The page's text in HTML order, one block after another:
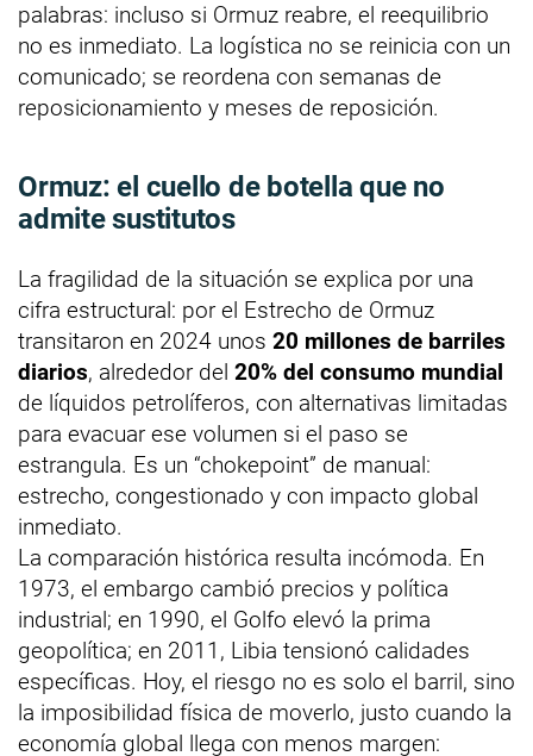
palabras: incluso si Ormuz reabre, el reequilibrio
no es inmediato. La logística no se reinicia con un
comunicado; se reordena con semanas de
reposicionamiento y meses de reposición.
Ormuz: el cuello de botella que no
admite sustitutos
La fragilidad de la situación se explica por una
cifra estructural: por el Estrecho de Ormuz
transitaron en 2024 unos 20 millones de barriles
diarios, alrededor del 20% del consumo mundial
de líquidos petrolíferos, con alternativas limitadas
para evacuar ese volumen si el paso se
estrangula. Es un “chokepoint” de manual:
estrecho, congestionado y con impacto global
inmediato.
La comparación histórica resulta incómoda. En
1973, el embargo cambió precios y política
industrial; en 1990, el Golfo elevó la prima
geopolítica; en 2011, Libia tensionó calidades
específicas. Hoy, el riesgo no es solo el barril, sino
la imposibilidad física de moverlo, justo cuando la
economía global llega con menos margen: